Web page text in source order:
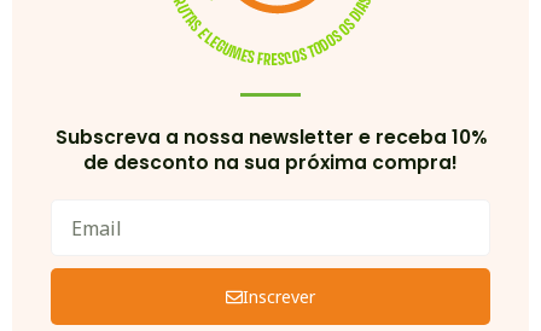
Subscreva a nossa newsletter e receba 10%
de desconto na sua próxima compra!
Inscrever